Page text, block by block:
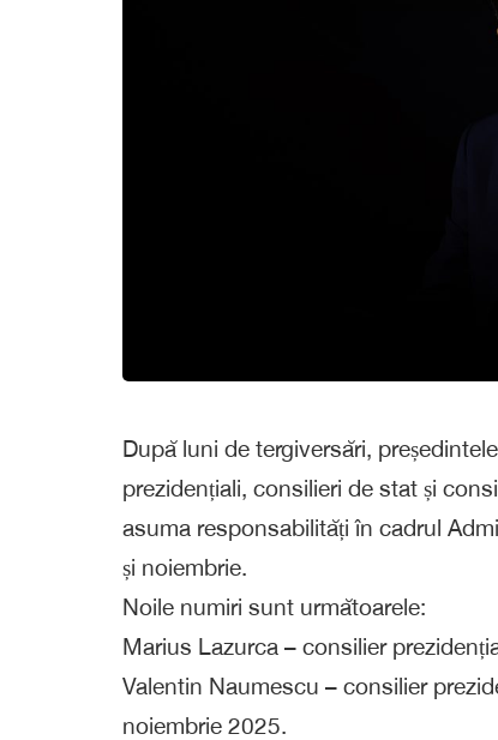
După luni de tergiversări,
prezidențiali, consilieri de stat și
asuma responsabilități în cadrul
și noiembrie.
Noile numiri sunt următoarele:
Marius Lazurca – consilier
Valentin Naumescu – consilier
noiembrie 2025.